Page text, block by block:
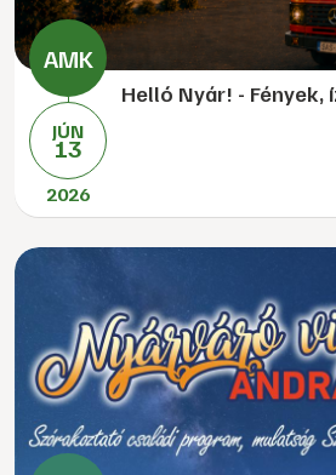
JÚN
13
2026
Helló Nyár! - Fények,